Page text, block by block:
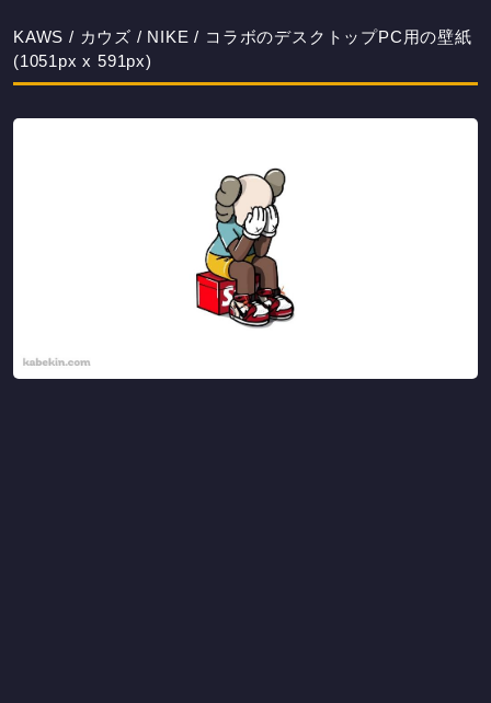
KAWS / カウズ / NIKE / コラボのデスクトップPC用の壁紙
(1051px x 591px)